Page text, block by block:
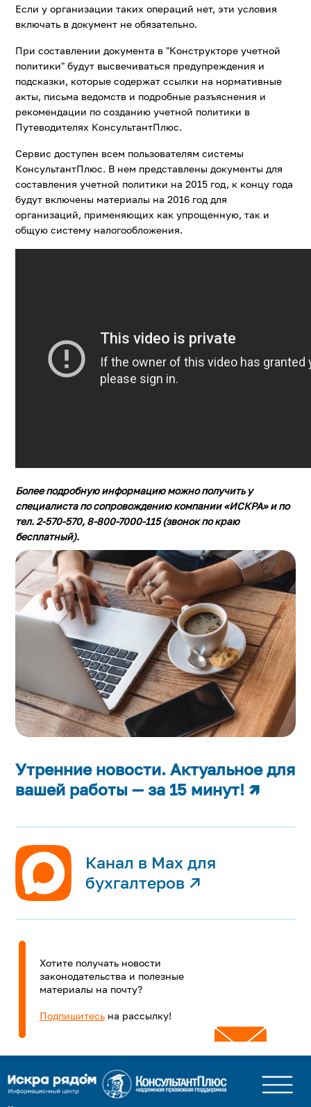
Если у организации таких операций нет, эти условия
включать в документ не обязательно.
При составлении документа в "Конструкторе учетной
политики" будут высвечиваться предупреждения и
подсказки, которые содержат ссылки на нормативные
акты, письма ведомств и подробные разъяснения и
рекомендации по созданию учетной политики в
Путеводителях КонсультантПлюс.
Сервис доступен всем пользователям системы
КонсультантПлюс. В нем представлены документы для
составления учетной политики на 2015 год, к концу года
будут включены материалы на 2016 год для
организаций, применяющих как упрощенную, так и
общую систему налогообложения.
Более подробную информацию можно получить у
специалиста по сопровождению компании «ИСКРА» и по
тел. 2-570-570, 8-800-7000-115 (звонок по краю
бесплатный).
Утренние новости. Актуальное для
вашей работы — за 15 минут! 🡽
Канал в Max для
бухгалтеров ↗
Хотите получать новости
законодательства и полезные
материалы на почту?
Подпишитесьна рассылку!